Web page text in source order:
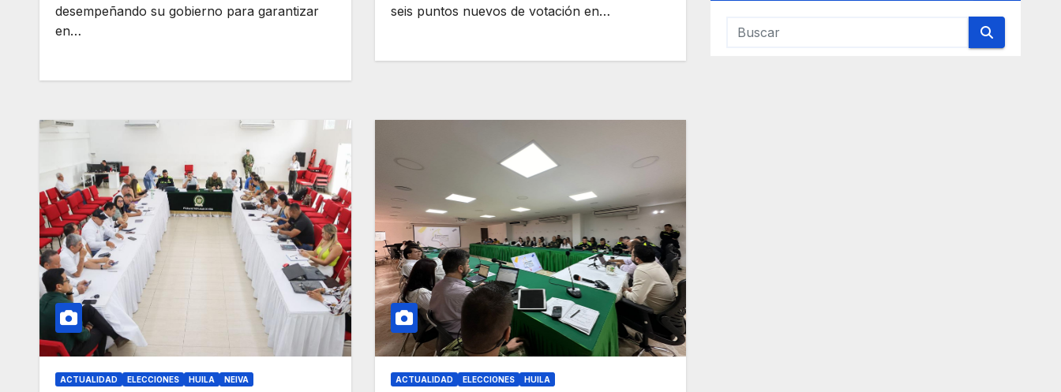
desempeñando su gobierno para garantizar
en…
seis puntos nuevos de votación en…
ACTUALIDAD ELECCIONES HUILA NEIVA ACTUALIDAD ELECCIONES HUILA